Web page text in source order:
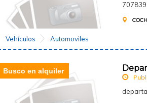
Vehículos Automoviles
Busco en alquiler